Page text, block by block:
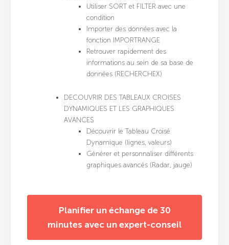
Utiliser SORT et FILTER avec une
condition
Importer des données avec la
fonction IMPORTRANGE
Retrouver rapidement des
informations au sein de sa base de
données (RECHERCHEX)
DECOUVRIR DES TABLEAUX CROISES
DYNAMIQUES ET LES GRAPHIQUES
AVANCES
Découvrir le Tableau Croisé
Dynamique (lignes, valeurs)
Générer et personnaliser différents
graphiques avancés (Radar, jauge)
Planifier un échange de 30
minutes avec un expert-conseil